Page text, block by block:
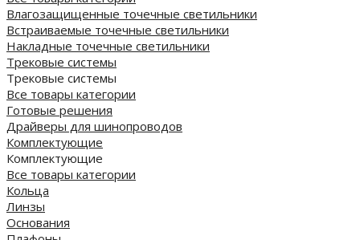
Влагозащищенные точечные светильники
Встраиваемые точечные светильники
Накладные точечные светильники
Трековые системы
Трековые системы
Все товары категории
Готовые решения
Драйверы для шинопроводов
Комплектующие
Комплектующие
Все товары категории
Кольца
Линзы
Основания